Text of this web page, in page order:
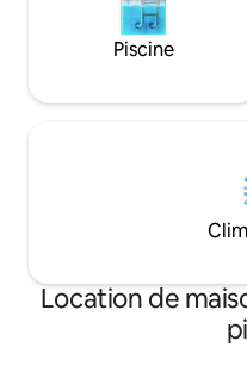
Piscine
Location de